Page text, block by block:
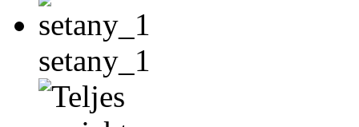
setany_1